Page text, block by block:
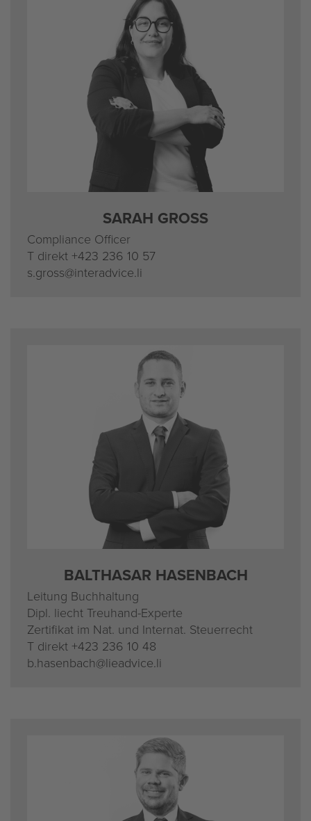
SARAH GROSS
Com­p­li­an­ce Of­fi­cer
T di­rekt +423 236 10 57
s.​gross@​interadvice.​li
BAL­THA­SAR HA­SEN­BACH
Lei­tung Buch­hal­tung
Dipl. liecht Treu­hand-Ex­per­te
Zer­ti­fi­kat im Nat. und In­ter­nat. Steu­er­recht
T di­rekt +423 236 10 48
b.​hasenbach@​lieadvice.​li